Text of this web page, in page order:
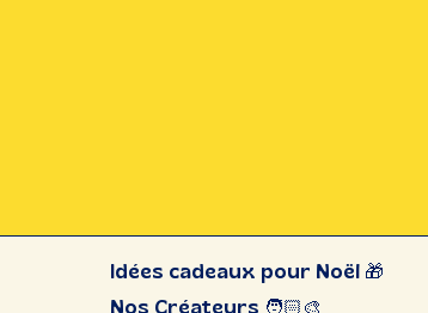
Idées cadeaux pour Noël 🎁
Nos Créateurs 🧑🏻‍🎨